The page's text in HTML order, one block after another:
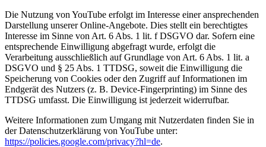
Die Nutzung von YouTube erfolgt im Interesse einer ansprechenden
Darstellung unserer Online-Angebote. Dies stellt ein berechtigtes
Interesse im Sinne von Art. 6 Abs. 1 lit. f DSGVO dar. Sofern eine
entsprechende Einwilligung abgefragt wurde, erfolgt die
Verarbeitung ausschließlich auf Grundlage von Art. 6 Abs. 1 lit. a
DSGVO und § 25 Abs. 1 TTDSG, soweit die Einwilligung die
Speicherung von Cookies oder den Zugriff auf Informationen im
Endgerät des Nutzers (z. B. Device-Fingerprinting) im Sinne des
TTDSG umfasst. Die Einwilligung ist jederzeit widerrufbar.
Weitere Informationen zum Umgang mit Nutzerdaten finden Sie in
der Datenschutzerklärung von YouTube unter:
https://policies.google.com/privacy?hl=de.